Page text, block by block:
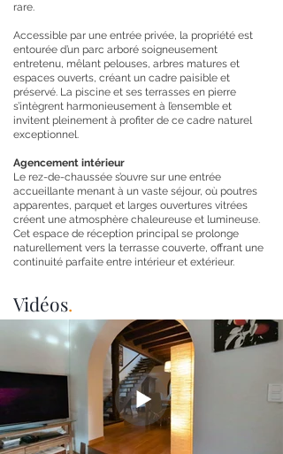
rare.
Accessible par une entrée privée, la propriété est
entourée d’un parc arboré soigneusement
entretenu, mêlant pelouses, arbres matures et
espaces ouverts, créant un cadre paisible et
préservé. La piscine et ses terrasses en pierre
s’intègrent harmonieusement à l’ensemble et
invitent pleinement à profiter de ce cadre naturel
exceptionnel.
Agencement intérieur
Le rez-de-chaussée s’ouvre sur une entrée
accueillante menant à un vaste séjour, où poutres
apparentes, parquet et larges ouvertures vitrées
créent une atmosphère chaleureuse et lumineuse.
Cet espace de réception principal se prolonge
naturellement vers la terrasse couverte, offrant une
continuité parfaite entre intérieur et extérieur.
Vidéos.